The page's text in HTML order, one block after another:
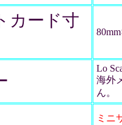
カード寸
Lo
海外
ん。
ミニ